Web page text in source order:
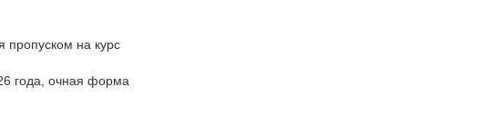
пропуском на курс
года, очная форма